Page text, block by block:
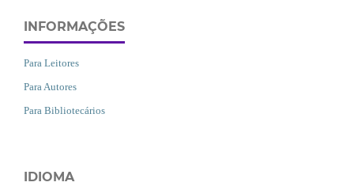
INFORMAÇÕES
Para Leitores
Para Autores
Para Bibliotecários
IDIOMA